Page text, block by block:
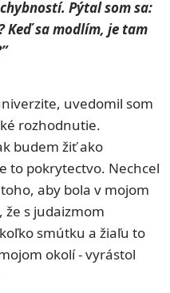
Pýtal som sa:
Keď sa modlím, je tam
uvedomil som
rozhodnutie.
budem žiť ako
to pokrytectvo. Nechcel
aby bola v mojom
že s judaizmom
smútku a žiaľu to
okolí - vyrástol